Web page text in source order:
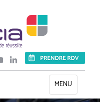
Toggle
navigation
MENU